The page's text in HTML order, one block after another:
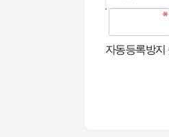
자동등록방지